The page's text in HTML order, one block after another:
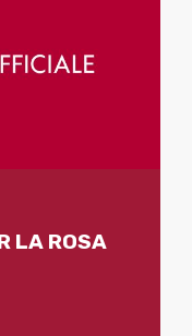
LA ROSA